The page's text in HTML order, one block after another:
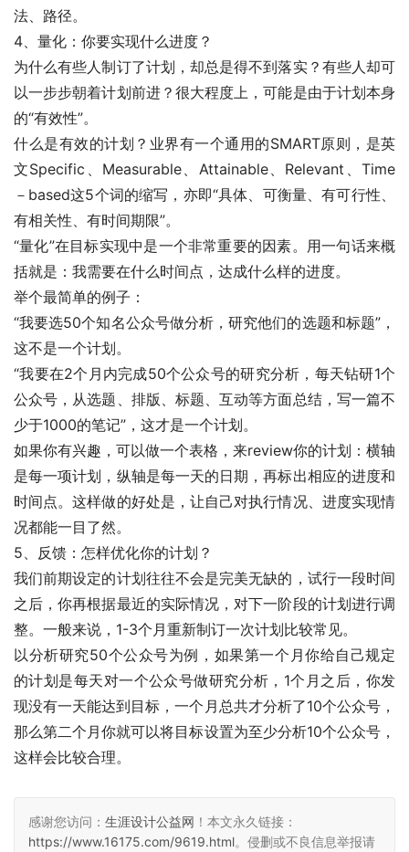
法、路径。
4、量化：你要实现什么进度？
为什么有些人制订了计划，却总是得不到落实？有些人却可
以一步步朝着计划前进？很大程度上，可能是由于计划本身
的“有效性”。
什么是有效的计划？业界有一个通用的SMART原则，是英
文Specific、Measurable、Attainable、Relevant、Time
－based这5个词的缩写，亦即“具体、可衡量、有可行性、
有相关性、有时间期限”。
“量化”在目标实现中是一个非常重要的因素。用一句话来概
括就是：我需要在什么时间点，达成什么样的进度。
举个最简单的例子：
“我要选50个知名公众号做分析，研究他们的选题和标题”，
这不是一个计划。
“我要在2个月内完成50个公众号的研究分析，每天钻研1个
公众号，从选题、排版、标题、互动等方面总结，写一篇不
少于1000的笔记”，这才是一个计划。
如果你有兴趣，可以做一个表格，来review你的计划：横轴
是每一项计划，纵轴是每一天的日期，再标出相应的进度和
时间点。这样做的好处是，让自己对执行情况、进度实现情
况都能一目了然。
5、反馈：怎样优化你的计划？
我们前期设定的计划往往不会是完美无缺的，试行一段时间
之后，你再根据最近的实际情况，对下一阶段的计划进行调
整。一般来说，1-3个月重新制订一次计划比较常见。
以分析研究50个公众号为例，如果第一个月你给自己规定
的计划是每天对一个公众号做研究分析，1个月之后，你发
现没有一天能达到目标，一个月总共才分析了10个公众号，
那么第二个月你就可以将目标设置为至少分析10个公众号，
这样会比较合理。
感谢您访问： 生涯设计公益网 ！本文永久链接：
https://www.16175.com/9619.html。侵删或不良信息举报请